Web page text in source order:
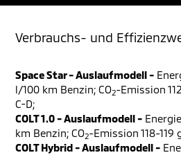
Verbrauchs- und
Space Star - Auslaufmodell -
l/100 km Benzin; CO2-Emission
C-D;
COLT 1.0 - Auslaufmodell -
km Benzin; CO2-Emission 118-119
COLT Hybrid - Auslaufmodell -